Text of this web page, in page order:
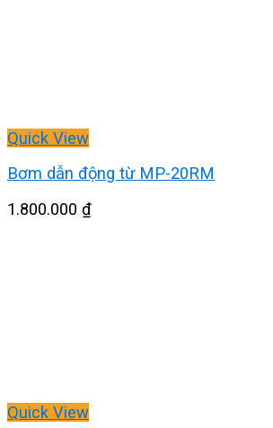
Quick View
Bơm dẫn động từ MP-20RM
1.800.000 ₫
Quick View